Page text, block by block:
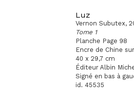
Luz
Vernon Subutex,
Tome 1
Planche Page 98
Encre de Chine
40 x 29,7 cm
Éditeur Albin
Signé en bas à
id. 45535